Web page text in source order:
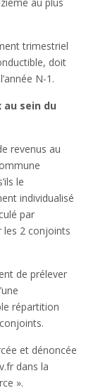
trimestriel
doit
N-1.
au sein du
revenus au
le
individualisé
par
les 2 conjoints
de prélever
répartition
et dénoncée
dans la
».